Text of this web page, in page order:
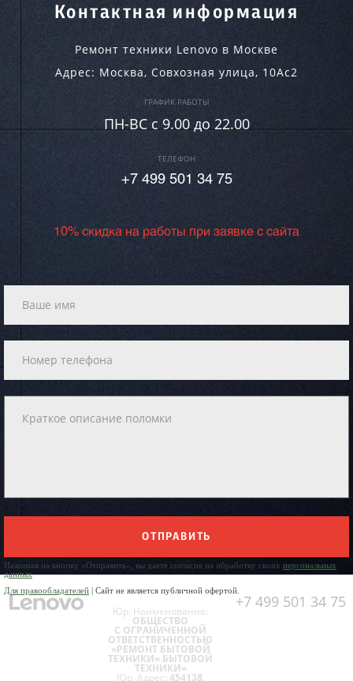
Контактная информация
Ремонт техники Lenovo в Москве
Адрес: Москва, Совхозная улица, 10Ас2
ГРАФИК РАБОТЫ
ПН-ВC c 9.00 до 22.00
ТЕЛЕФОН
+7 499 501 34 75
10% скидка на работы при заявке с сайта
ОТПРАВИТЬ
Нажимая на кнопку «Отправить», вы даете согласие на обработку своих персональных
данных
Для правообладателей | Сайт не является публичной офертой.
+7 499 501 34 75
Юр. Наименование:
ОБЩЕСТВО
С ОГРАНИЧЕННОЙ
ОТВЕТСТВЕННОСТЬЮ
«РЕМОНТ БЫТОВОЙ
ТЕХНИКИ» БЫТОВОЙ
ТЕХНИКИ»
Юр. Адрес: 454138,